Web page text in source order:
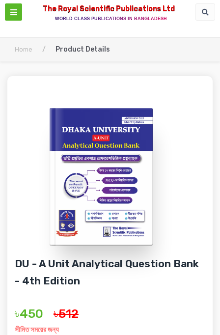
The Royal Scientific Publications Ltd
WORLD CLASS PUBLICATIONS IN BANGLADESH
Home / Product Details
DU - A Unit Analytical Question Bank
- 4th Edition
৳450 ৳512
সীমিত সময়ের জন্য